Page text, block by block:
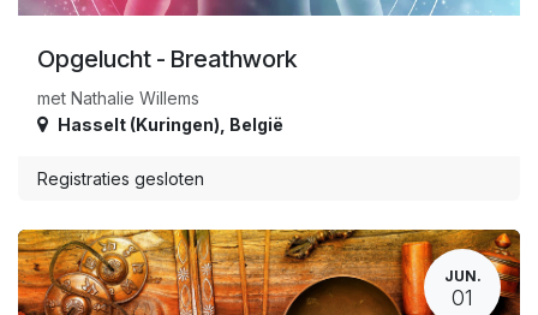
Opgelucht - Breathwork
met Nathalie Willems
Hasselt (Kuringen) België
Registraties gesloten
JUN.
01